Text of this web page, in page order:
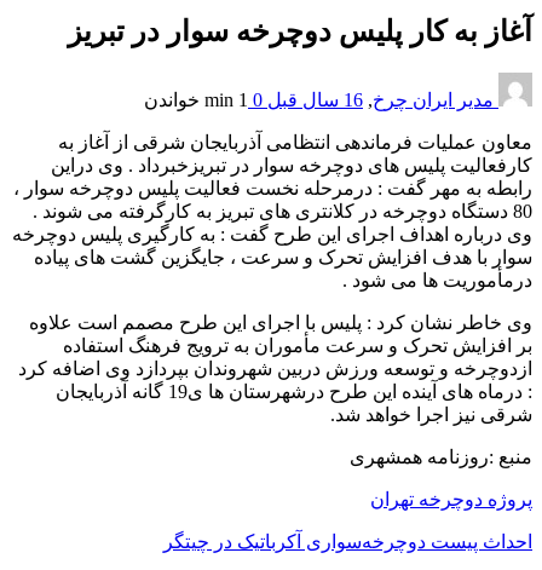
آغاز به کار پلیس دوچرخه سوار در تبریز
مدیر ایران چرخ, 16 سال قبل 0
1 min خواندن
معاون عملیات فرماندهی انتظامی آذربایجان شرقی از آغاز به
کارفعالیت پلیس های دوچرخه سوار در تبریزخبرداد . وی دراین
رابطه به مهر گفت : درمرحله نخست فعالیت پلیس دوچرخه سوار ،
80 دستگاه دوچرخه در کلانتری های تبریز به کارگرفته می شوند .
وی درباره اهداف اجرای این طرح گفت : به کارگیری پلیس دوچرخه
سوار با هدف افزایش تحرک و سرعت ، جایگزین گشت های پیاده
درمأموریت ها می شود .
وی خاطر نشان کرد : پلیس با اجرای این طرح مصمم است علاوه
بر افزایش تحرک و سرعت مأموران به ترویج فرهنگ استفاده
ازدوچرخه و توسعه ورزش دربین شهروندان بپردازد وی اضافه کرد
: درماه های آینده این طرح درشهرستان ها ی19 گانه آذربایجان
شرقی نیز اجرا خواهد شد.
منبع :روزنامه همشهری
پروژه دوچرخه تهران
احداث پیست دوچرخه‌سواری آکرباتیک در چیتگر